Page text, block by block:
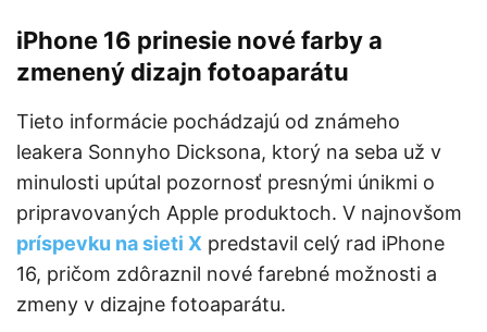
iPhone 16 prinesie nové farby a
zmenený dizajn fotoaparátu
Tieto informácie pochádzajú od známeho
leakera Sonnyho Dicksona, ktorý na seba už v
minulosti upútal pozornosť presnými únikmi o
pripravovaných Apple produktoch. V najnovšom
príspevku na sieti X predstavil celý rad iPhone
16, pričom zdôraznil nové farebné možnosti a
zmeny v dizajne fotoaparátu.